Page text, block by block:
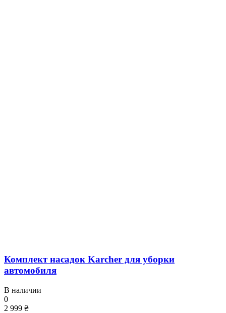
Комплект насадок Karcher для уборки
автомобиля
В наличии
0
2 999 ₴